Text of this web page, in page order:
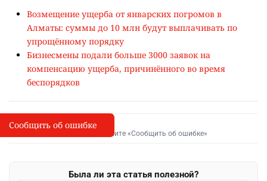
Возмещение ущерба от январских погромов в
Алматы: суммы до 10 млн будут выплачивать по
упрощённому порядку
Бизнесмены подали больше 3000 заявок на
компенсацию ущерба, причинённого во время
беспорядков
I
Сообщить об опечатке
Выделите фрагмент и нажмите «Сообщить об ошибке»
Была ли эта статья полезной?
Сообщить об ошибке